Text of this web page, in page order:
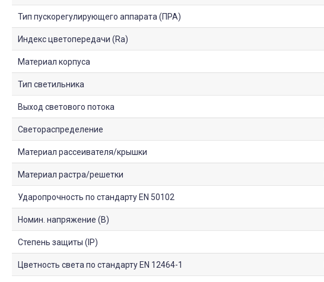
Тип пускорегулирующего аппарата (ПРА)
Индекс цветопередачи (Ra)
Материал корпуса
Тип светильника
Выход светового потока
Светораспределение
Материал рассеивателя/крышки
Материал растра/решетки
Ударопрочность по стандарту EN 50102
Номин. напряжение (В)
Степень защиты (IP)
Цветность света по стандарту EN 12464-1